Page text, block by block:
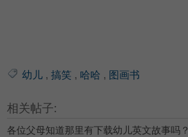
幼儿 , 搞笑 , 哈哈 , 图画书
相关帖子:
各位父母知道那里有下载幼儿英文故事吗？